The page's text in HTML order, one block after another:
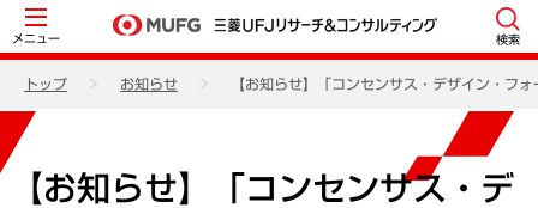
メニュー 検索
トップ お知らせ 【お知らせ】「コンセンサス・デザイン・フ
【お知らせ】「コンセンサス・デ